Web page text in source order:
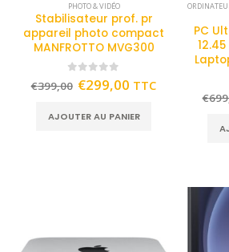
PHOTO & VIDÉO
Stabilisateur prof. pr
appareil photo compact
MANFROTTO MVG300
out of 5
€399,00 €299,00 TTC
AJOUTER AU PANIER
PC
€